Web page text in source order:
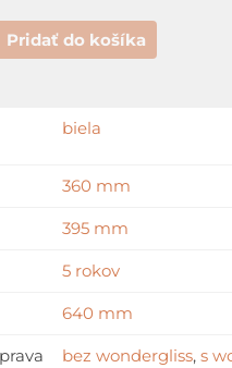
Pridať do košíka
biela
360 mm
395 mm
5 rokov
640 mm
bez wondergliss, s